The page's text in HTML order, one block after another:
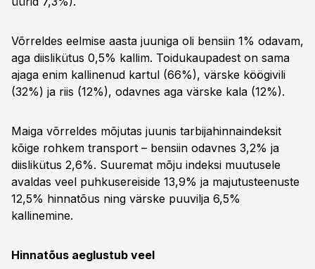
Võrreldes eelmise aasta juuniga oli bensiin 1% odavam,
aga diislikütus 0,5% kallim. Toidukaupadest on sama
ajaga enim kallinenud kartul (66%), värske köögivili
(32%) ja riis (12%), odavnes aga värske kala (12%).
Maiga võrreldes mõjutas juunis tarbijahinnaindeksit
kõige rohkem transport – bensiin odavnes 3,2% ja
diislikütus 2,6%. Suuremat mõju indeksi muutusele
avaldas veel puhkusereiside 13,9% ja majutusteenuste
12,5% hinnatõus ning värske puuvilja 6,5%
kallinemine.
Hinnatõus aeglustub veel